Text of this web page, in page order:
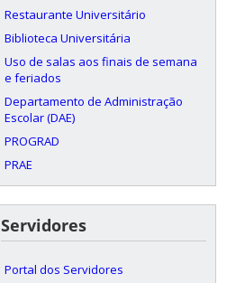
Restaurante Universitário
Biblioteca Universitária
Uso de salas aos finais de semana
e feriados
Departamento de Administração
Escolar (DAE)
PROGRAD
PRAE
Servidores
Portal dos Servidores